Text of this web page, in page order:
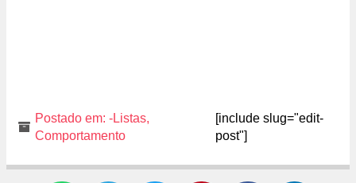
Postado em: -Listas,
Comportamento
[include slug="edit-
post"]